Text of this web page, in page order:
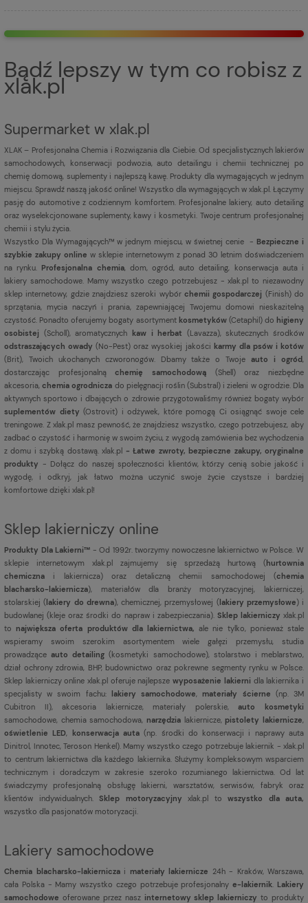
Bądź lepszy w tym co robisz z
xlak.pl
Supermarket w xlak.pl
XLAK – Profesjonalna Chemia i Rozwiązania dla Ciebie. Od specjalistycznych lakierów
samochodowych, konserwacji podwozia, auto detailingu i chemii technicznej po
chemię domową, suplementy i najlepszą kawę. Produkty dla wymagających w jednym
miejscu. Sprawdź naszą jakość online! Wszystko dla wymagających w xlak.pl. Łączymy
pasję do automotive z codziennym komfortem. Profesjonalne lakiery, auto detailing
oraz wyselekcjonowane suplementy, kawy i kosmetyki. Twoje centrum profesjonalnej
chemii i stylu życia.
Wszystko Dla Wymagających™ w jednym miejscu, w świetnej cenie - Bezpieczne i
szybkie zakupy online w sklepie internetowym z ponad 30 letnim doświadczeniem
na rynku. Profesjonalna chemia, dom, ogród, auto detailing, konserwacja auta i
lakiery samochodowe. Mamy wszystko czego potrzebujesz - xlak.pl to niezawodny
sklep internetowy, gdzie znajdziesz szeroki wybórchemii gospodarczej (Finish) do
sprzątania, mycia naczyń i prania, zapewniającej Twojemu domowi nieskazitelną
czystość. Ponadto oferujemy bogaty asortyment kosmetyków (Cetaphil) do higieny
osobistej (Scholl), aromatycznych kaw i herbat (Lavazza), skutecznych środków
odstraszających owady(No-Pest) oraz wysokiej jakości karmy dla psów i kotów
(Brit), Twoich ukochanych czworonogów. Dbamy także o Twojeauto i ogród
dostarczając profesjonalnąchemię samochodową (Shell) oraz niezbędne
akcesoria,chemia ogrodnicza do pielęgnacji roślin (Substral) i zieleni w ogrodzie. Dla
aktywnych sportowo i dbających o zdrowie przygotowaliśmy również bogaty wybór
suplementów diety (Ostrovit) i odżywek, które pomogą Ci osiągnąć swoje cele
treningowe. Z xlak.pl masz pewność, że znajdziesz wszystko, czego potrzebujesz, aby
zadbać o czystość i harmonię w swoim życiu, z wygodą zamówienia bez wychodzenia
z domu i szybką dostawą. xlak.pl - Łatwe zwroty, bezpieczne zakupy, oryginalne
produkty - Dołącz do naszej społeczności klientów, którzy cenią sobie jakość i
wygodę, i odkryj, jak łatwo można uczynić swoje życie czystsze i bardziej
komfortowe dzięki xlak.pl!
Sklep lakierniczy online
Produkty Dla Lakierni™ - Od 1992r. tworzymy nowoczesne lakiernictwo w Polsce. W
sklepie internetowym xlak.pl zajmujemy się sprzedażą hurtową (hurtownia
chemiczna i lakiernicza) oraz detaliczną chemii samochodowej (chemia
blacharsko-lakiernicza), materiałów dla branży motoryzacyjnej, lakierniczej,
stolarskiej (lakiery do drewna), chemicznej, przemysłowej (lakiery przemysłowe) i
budowlanej (kleje oraz środki do napraw i zabezpieczania). Sklep lakierniczy xlak.pl
tonajwiększa oferta produktów dla lakiernictwa,ale nie tylko, ponieważ stale
wspieramy swoim szerokim asortymentem wiele gałęzi przemysłu, studia
prowadząceauto detailing(kosmetyki samochodowe), stolarstwo i meblarstwo,
dział ochrony zdrowia, BHP, budownictwo oraz pokrewne segmenty rynku w Polsce.
Sklep lakierniczy online xlak.pl oferuje najlepszewyposażenie lakierni dla lakiernika i
specjalisty w swoim fachu: lakiery samochodowe ,materiały ścierne (np. 3M
Cubitron II), akcesoria lakiernicze, materiały polerskie,auto kosmetyki
samochodowe, chemia samochodowa, narzędzia lakiernicze,pistolety lakiernicze
oświetlenie LED
konserwacja auta(np. środki do konserwacji i naprawy auta
Dinitrol, Innotec, Teroson Henkel). Mamy wszystko czego potrzebuje lakiernik - xlak.pl
to centrum lakiernictwa dla każdego lakiernika. Służymy kompleksowym wsparciem
technicznym i doradczym w zakresie szeroko rozumianego lakiernictwa. Od lat
świadczymy profesjonalną obsługę lakierni, warsztatów, serwisów, fabryk oraz
klientów indywidualnych. Sklep motoryzacyjny xlak.pl to wszystko dla auta,
wszystko dla pasjonatów motoryzacji.
Lakiery samochodowe
Chemia blacharsko-lakierniczai materiały lakiernicze 24h - Kraków, Warszawa,
cała Polska - Mamy wszystko czego potrzebuje profesjonalnye-lakiernik Lakiery
samochodowe oferowane przez nasz internetowy sklep lakierniczy to produkty